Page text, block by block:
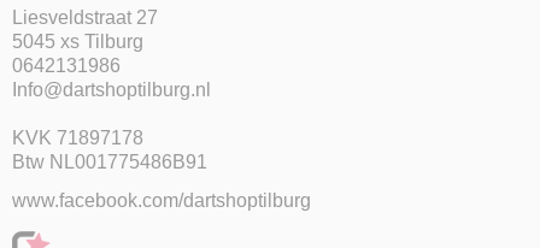
Liesveldstraat 27
5045 xs Tilburg
0642131986
Info@dartshoptilburg.nl
KVK 71897178
Btw NL001775486B91
www.facebook.com/dartshoptilburg